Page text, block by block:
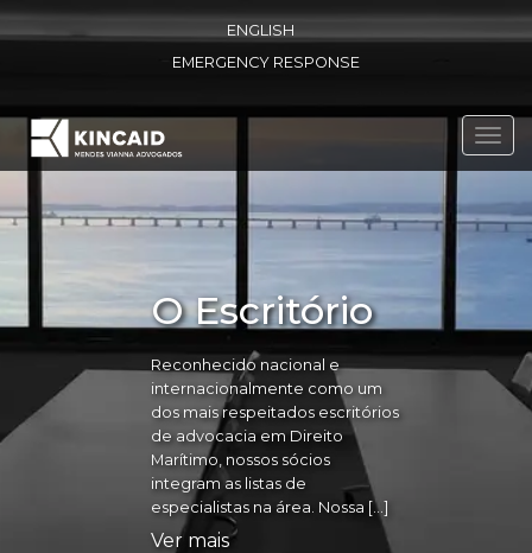
ENGLISH
EMERGENCY RESPONSE
O Escritório
Reconhecido nacional e
internacionalmente como um
dos mais respeitados escritórios
de advocacia em Direito
Marítimo, nossos sócios
integram as listas de
especialistas na área. Nossa […]
Ver mais